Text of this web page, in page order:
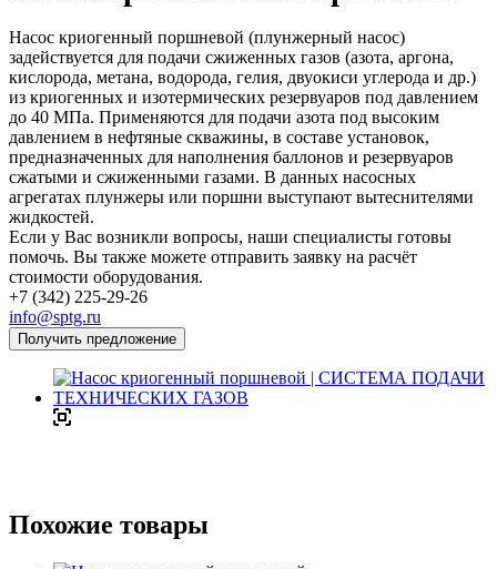
Насос криогенный поршневой (плунжерный насос)
задействуется для подачи сжиженных газов (азота, аргона,
кислорода, метана, водорода, гелия, двуокиси углерода и др.)
из криогенных и изотермических резервуаров под давлением
до 40 МПа. Применяются для подачи азота под высоким
давлением в нефтяные скважины, в составе установок,
предназначенных для наполнения баллонов и резервуаров
сжатыми и сжиженными газами. В данных насосных
агрегатах плунжеры или поршни выступают вытеснителями
жидкостей.
Если у Вас возникли вопросы, наши специалисты готовы
помочь. Вы также можете отправить заявку на расчёт
стоимости оборудования.
+7 (342) 225-29-26
info@sptg.ru
Получить предложение
Похожие товары